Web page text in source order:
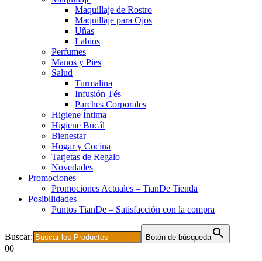
Maquillaje de Rostro
Maquillaje para Ojos
Uñas
Labios
Perfumes
Manos y Pies
Salud
Turmalina
Infusión Tés
Parches Corporales
Higiene Íntima
Higiene Bucál
Bienestar
Hogar y Cocina
Tarjetas de Regalo
Novedades
Promociones
Promociones Actuales – TianDe Tienda
Posibilidades
Puntos TianDe – Satisfacción con la compra
Buscar: Botón de búsqueda
00